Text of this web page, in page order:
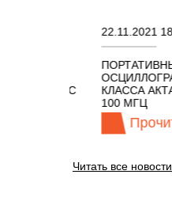
22.11.2021 18:41
КЛАССА
100 МГЦ
Читать все новости